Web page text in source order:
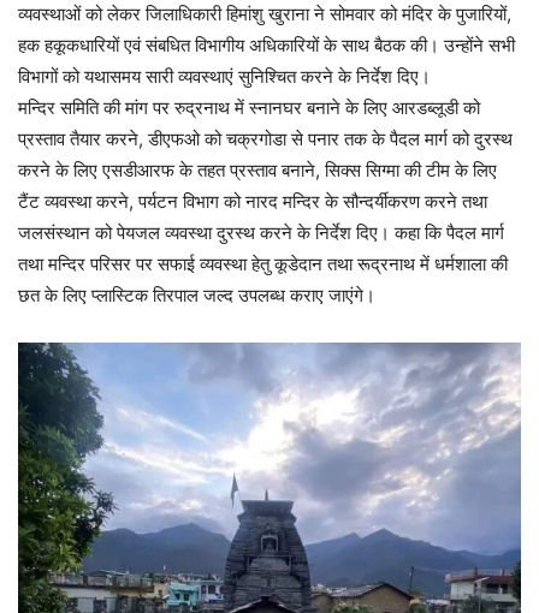
व्यवस्थाओं को लेकर जिलाधिकारी हिमांशु खुराना ने सोमवार को मंदिर के पुजारियों,
हक हकूकधारियों एवं संबधित विभागीय अधिकारियों के साथ बैठक की। उन्होंने सभी
विभागों को यथासमय सारी व्यवस्थाएं सुनिश्चित करने के निर्देश दिए।
मन्दिर समिति की मांग पर रुद्रनाथ में स्नानघर बनाने के लिए आरडब्लूडी को
प्रस्ताव तैयार करने, डीएफओ को चक्रगोडा से पनार तक के पैदल मार्ग को दुरस्थ
करने के लिए एसडीआरफ के तहत प्रस्ताव बनाने, सिक्स सिग्मा की टीम के लिए
टैंट व्यवस्था करने, पर्यटन विभाग को नारद मन्दिर के सौन्दर्यीकरण करने तथा
जलसंस्थान को पेयजल व्यवस्था दुरस्थ करने के निर्देश दिए। कहा कि पैदल मार्ग
तथा मन्दिर परिसर पर सफाई व्यवस्था हेतु कूडेदान तथा रूद्रनाथ में धर्मशाला की
छत के लिए प्लास्टिक तिरपाल जल्द उपलब्ध कराए जाएंगे।